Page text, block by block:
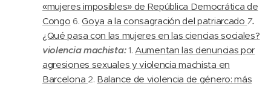
«mujeres imposibles» de República Democrática de
Congo 6.Goya a la consagración del patriarcado 7.
¿Qué pasa con las mujeres en las ciencias sociales?
violencia machista:1.Aumentan las denuncias por
agresiones sexuales y violencia machista en
Barcelona 2. Balance de violencia de género: más